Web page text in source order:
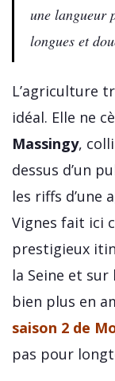
une langueur
longues et
L’agriculture
idéal. Elle ne
Massingy,
dessus d’un
les riffs d’une
Vignes fait ici
prestigieux
la Seine et sur
bien plus en
saison 2 de
pas pour